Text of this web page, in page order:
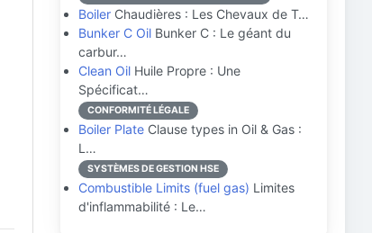
Boiler Chaudières : Les Chevaux de T…
Bunker C Oil Bunker C : Le géant du
carbur…
Clean Oil Huile Propre : Une
Spécificat…
CONFORMITÉ LÉGALE
Boiler Plate Clause types in Oil & Gas :
L…
SYSTÈMES DE GESTION HSE
Combustible Limits (fuel gas) Limites
d'inflammabilité : Le…